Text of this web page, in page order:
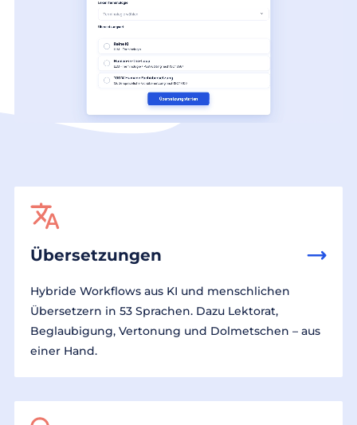
Übersetzungen
Hybride Workflows aus KI und menschlichen
Übersetzern in 53 Sprachen. Dazu Lektorat,
Beglaubigung, Vertonung und Dolmetschen – aus
einer Hand.